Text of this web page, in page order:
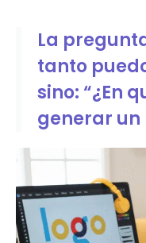
La
tanto
sino: “¿En
generar un